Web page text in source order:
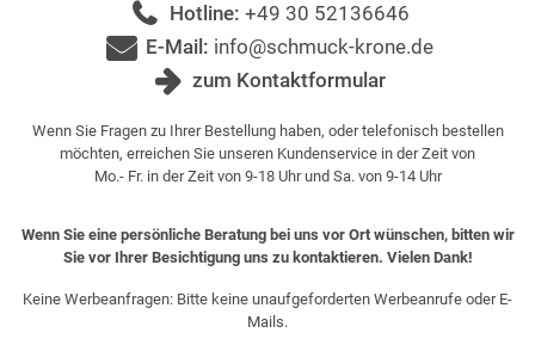
Hotline: +49 30 52136646
E-Mail: info@schmuck-krone.de
zum Kontaktformular
Wenn Sie Fragen zu Ihrer Bestellung haben, oder telefonisch bestellen
möchten, erreichen Sie unseren Kundenservice in der Zeit von
Mo.- Fr. in der Zeit von 9-18 Uhr und Sa. von 9-14 Uhr
Wenn Sie eine persönliche Beratung bei uns vor Ort wünschen, bitten wir
Sie vor Ihrer Besichtigung uns zu kontaktieren. Vielen Dank!
Keine Werbeanfragen: Bitte keine unaufgeforderten Werbeanrufe oder E-
Mails.